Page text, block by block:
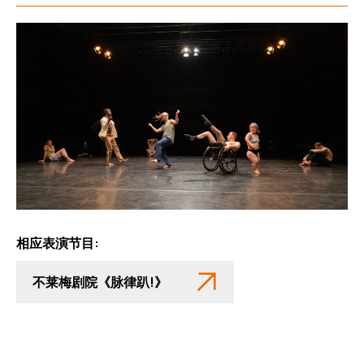
相应表演节目:
不莱梅剧院《脉律趴!》